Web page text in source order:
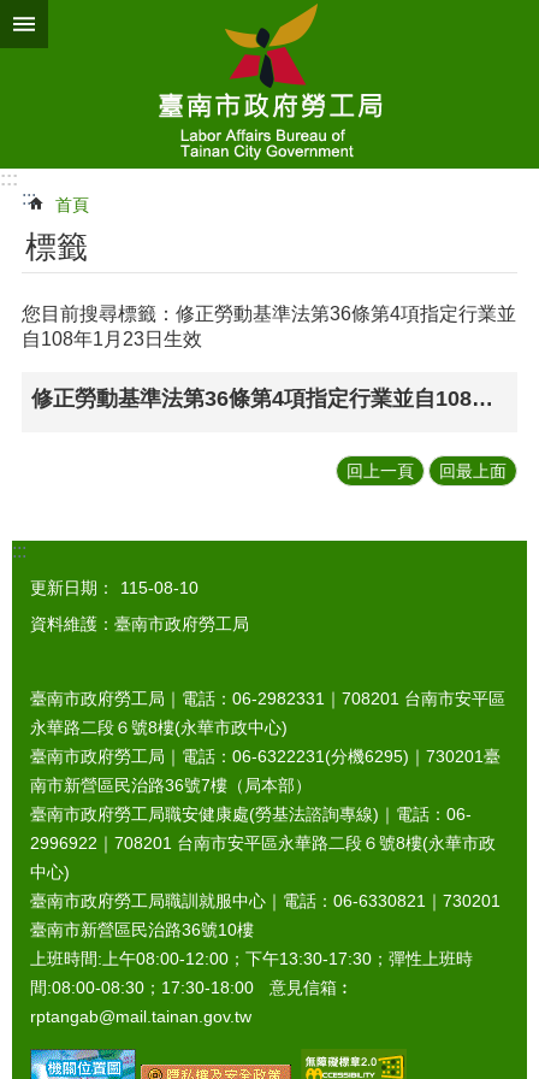
跳到主要內容區塊
:::
:::
首頁
標籤
您目前搜尋標籤：修正勞動基準法第36條第4項指定行業並
自108年1月23日生效
修正勞動基準法第36條第4項指定行業並自108年1月23日生效
回上一頁 回最上面
:::
更新日期：
115-08-10
資料維護：臺南市政府勞工局
臺南市政府勞工局｜電話：06-2982331｜ 708201 台南市安平區
永華路二段６號8樓(永華市政中心)
臺南市政府勞工局｜電話：06-6322231(分機6295)｜ 730201臺
南市新營區民治路36號7樓（局本部）
臺南市政府勞工局職安健康處(勞基法諮詢專線)｜電話：06-
2996922｜ 708201 台南市安平區永華路二段６號8樓(永華市政
中心)
臺南市政府勞工局職訓就服中心｜電話：06-6330821｜ 730201
臺南市新營區民治路36號10樓
上班時間:上午08:00-12:00；下午13:30-17:30；彈性上班時
間:08:00-08:30；17:30-18:00 意見信箱︰
rptangab@mail.tainan.gov.tw